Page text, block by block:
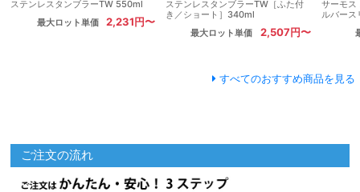
ステンレスタンブラーTW 550ml
最大ロット単価
2,231円〜
ステンレスタンブラーTW［ふた付
き／ショート］340ml
最大ロット単価
2,507円〜
サーモス
ルバー
すべてのおすすめ商品を見る
ご注文の流れ